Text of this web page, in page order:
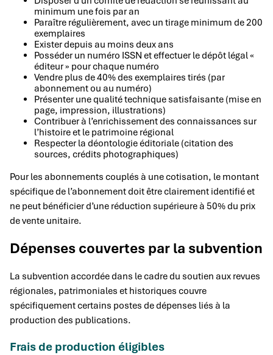
minimum une fois par an
Paraître régulièrement, avec un tirage minimum de 200
exemplaires
Exister depuis au moins deux ans
Posséder un numéro ISSN et effectuer le dépôt légal «
éditeur » pour chaque numéro
Vendre plus de 40% des exemplaires tirés (par
abonnement ou au numéro)
Présenter une qualité technique satisfaisante (mise en
page, impression, illustrations)
Contribuer à l’enrichissement des connaissances sur
l’histoire et le patrimoine régional
Respecter la déontologie éditoriale (citation des
sources, crédits photographiques)
Pour les abonnements couplés à une cotisation, le montant
spécifique de l’abonnement doit être clairement identifié et
ne peut bénéficier d’une réduction supérieure à 50% du prix
de vente unitaire.
Dépenses couvertes par la subvention
La subvention accordée dans le cadre du soutien aux revues
régionales, patrimoniales et historiques couvre
spécifiquement certains postes de dépenses liés à la
production des publications.
Frais de production éligibles